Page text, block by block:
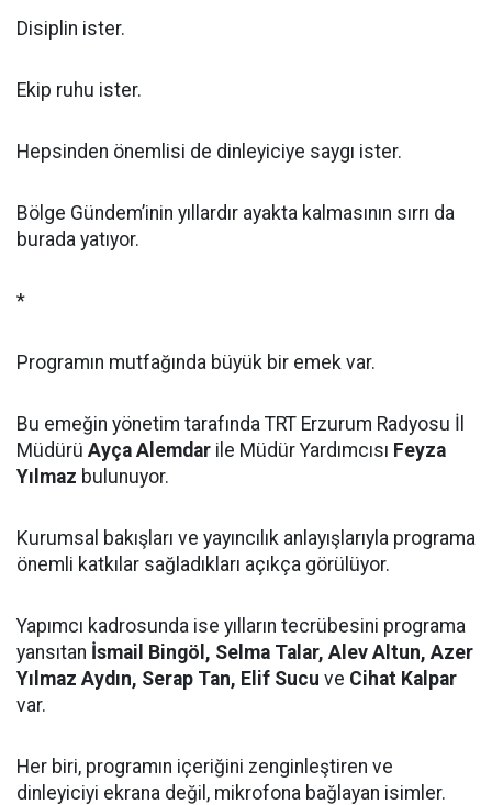
Disiplin ister.
Ekip ruhu ister.
Hepsinden önemlisi de dinleyiciye saygı ister.
Bölge Gündem’inin yıllardır ayakta kalmasının sırrı da
burada yatıyor.
*
Programın mutfağında büyük bir emek var.
Bu emeğin yönetim tarafında TRT Erzurum Radyosu İl
Müdürü Ayça Alemdar ile Müdür Yardımcısı Feyza
Yılmaz bulunuyor.
Kurumsal bakışları ve yayıncılık anlayışlarıyla programa
önemli katkılar sağladıkları açıkça görülüyor.
Yapımcı kadrosunda ise yılların tecrübesini programa
yansıtan İsmail Bingöl, Selma Talar, Alev Altun, Azer
Yılmaz Aydın, Serap Tan, Elif Sucu ve Cihat Kalpar
var.
Her biri, programın içeriğini zenginleştiren ve
dinleyiciyi ekrana değil, mikrofona bağlayan isimler.